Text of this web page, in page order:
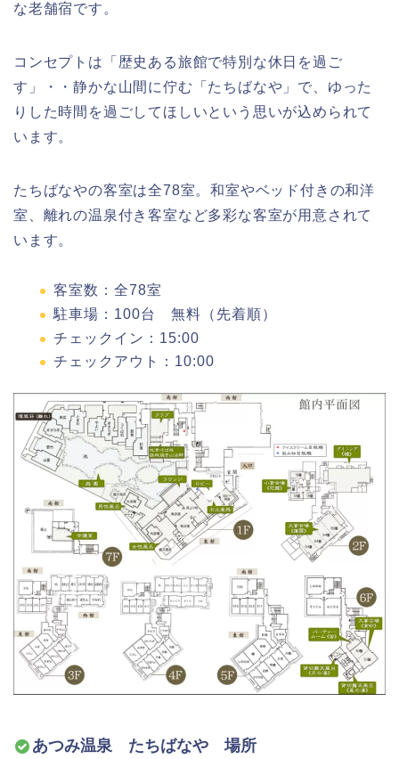
な老舗宿です。
コンセプトは「歴史ある旅館で特別な休日を過ご
す」・・静かな山間に佇む「たちばなや」で、ゆった
りした時間を過ごしてほしいという思いが込められて
います。
たちばなやの客室は全78室。和室やベッド付きの和洋
室、離れの温泉付き客室など多彩な客室が用意されて
います。
客室数：全78室
駐車場：100台 無料（先着順）
チェックイン：15:00
チェックアウト：10:00
あつみ温泉 たちばなや 場所